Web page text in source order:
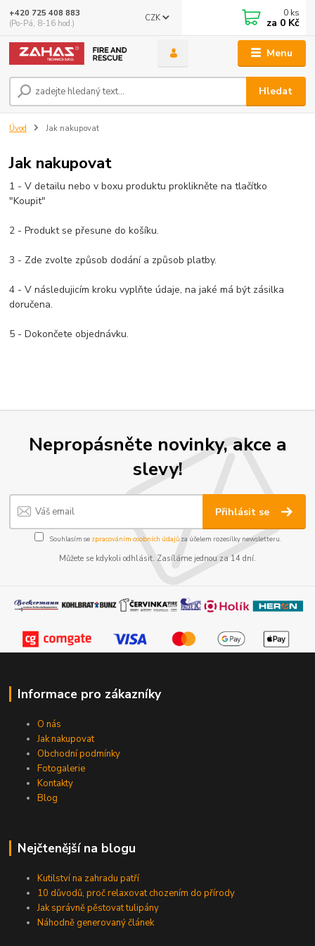
Menu
CZK
Hledat
+420 725 408 883
(Po-Pá, 8-16 hod.)
0 ks
za 0 Kč
Úvod Jak nakupovat
Jak nakupovat
1 - V detailu nebo v boxu produktu proklikněte na tlačítko
"Koupit"
2 - Produkt se přesune do košíku.
3 - Zde zvolte způsob dodání a způsob platby.
4 - V následujicím kroku vyplňte údaje, na jaké má být zásilka
doručena.
5 - Dokončete objednávku.
Nepropásněte novinky, akce a
slevy!
Přihlásit se
Souhlasím se zpracováním osobních údajůza účelem rozesílky newsletteru.
Můžete se kdykoli odhlásit. Zasíláme jednou za 14 dní.
Informace pro zákazníky
O nás
Jak nakupovat
Obchodní podmínky
Fotogalerie
Kontakty
Blog
Nejčtenější na blogu
Kutilství na zahradu patří
10 důvodů, proč relaxovat chozením do přírody
Jak správně pěstovat tulipány
Náhodně generovaný článek